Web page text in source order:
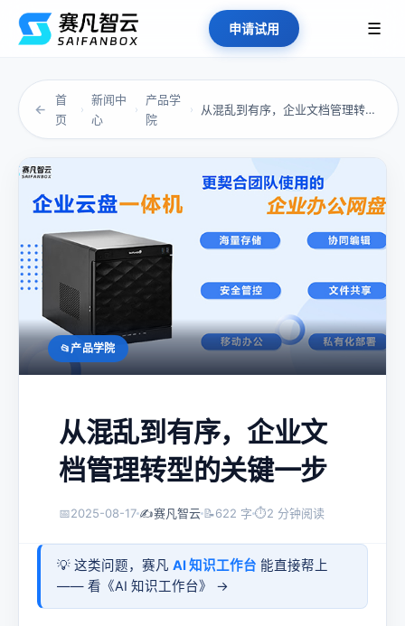
申请试用 ☰
←
首
页
›
新闻中
心
›
产品学
院
› 从混乱到有序，企业文档管理转型的关键一步
产品学院
从混乱到有序，企业文
档管理转型的关键一步
📅2025-08-17 ✍️赛凡智云 📝622 字 ⏱2 分钟阅读
💡 这类问题，赛凡 AI 知识工作台 能直接帮上
—— 看《AI 知识工作台》 →